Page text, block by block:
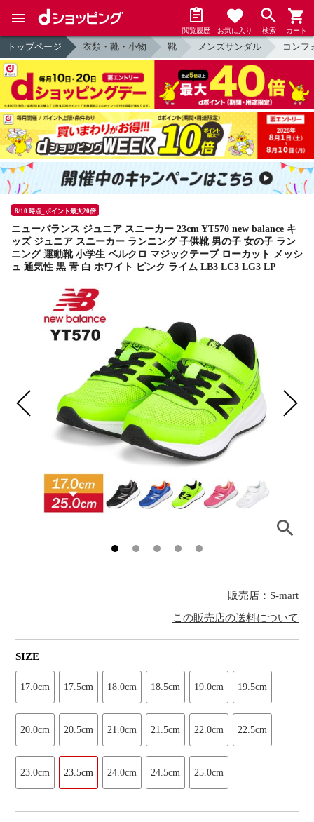
閲覧履歴 お気に入り 検索 カート
トップページ 衣類・靴・小物 靴 メンズサンダル コンフ
8/10 時点_ポイント最大20倍
ニューバランス ジュニア スニーカー 23cm YT570 new balance キ
ッズ ジュニア スニーカー ランニング 子供靴 男の子 女の子 ラン
ニング 運動靴 小学生 ベルクロ マジックテープ ローカット メッシ
ュ 通気性 黒 青 白 ホワイト ピンク ライム LB3 LC3 LG3 LP
販売店：S-mart
この販売店の送料について
SIZE
17.0cm 17.5cm 18.0cm 18.5cm 19.0cm 19.5cm
20.0cm 20.5cm 21.0cm 21.5cm 22.0cm 22.5cm
23.0cm 23.5cm 24.0cm 24.5cm 25.0cm